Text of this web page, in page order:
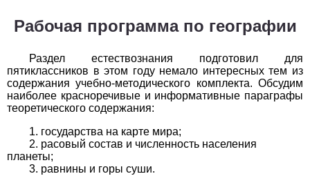
4 5
Окружающий мир
1
2 3 4 5 6 7 8 9 10
11
Русский язык
1
2
Рабочая программа по географии
Раздел естествознания подготовил для
пятиклассников в этом году немало интересных тем из
содержания учебно-методического комплекта. Обсудим
наиболее красноречивые и информативные параграфы
теоретического содержания:
государства на карте мира;
расовый состав и численность населения
планеты;
равнины и горы суши.